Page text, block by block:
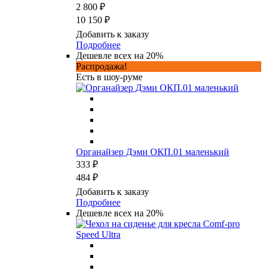
2 800 ₽
10 150 ₽
Добавить к заказу
Подробнее
Дешевле всех на 20%
Распродажа!
Есть в шоу-руме
Органайзер Дэми ОКП.01 маленький
333 ₽
484 ₽
Добавить к заказу
Подробнее
Дешевле всех на 20%